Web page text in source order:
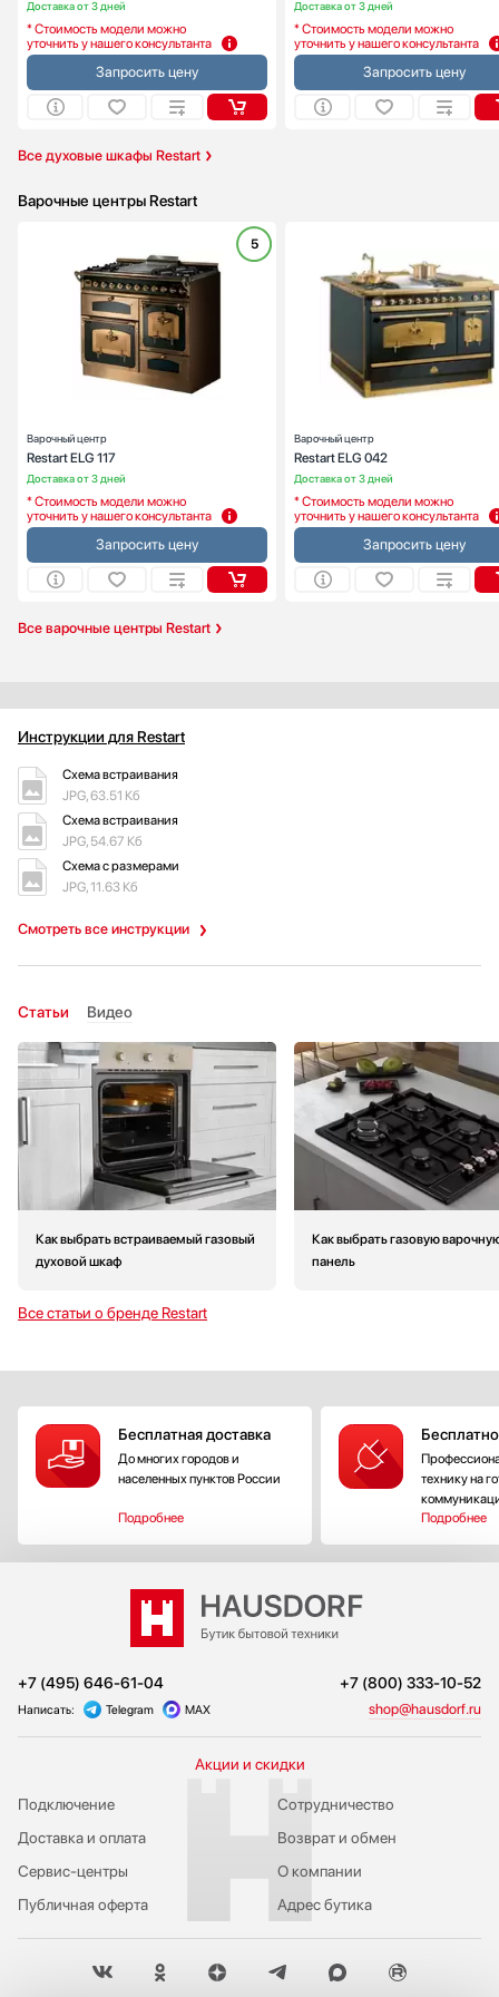
Все духовые шкафы Restart
Доставка от 3 дней
* Стоимость модели можно
уточнить у нашего консультанта
Запросить цену
Доставка от 3 дней
* Стоимость модели можно
уточнить у нашего консультанта
Запросить цену
Варочные центры Restart
Все варочные центры Restart
5
Доставка от 3 дней
Варочный центр
Restart ELG 117
Тип духового шкафа:
Габариты, ВхШхГ (см):
Тип варочной поверхности:
* Стоимость модели можно
уточнить у нашего консультанта
Запросить цену
Доставка от 3 дней
Варочный центр
Restart ELG 042
* Стоимость модели можно
уточнить у нашего консультанта
Запросить цену
Инструкции для Restart
Смотреть все инструкции
Схема встраивания
JPG, 63.51 Кб
Схема встраивания
JPG, 54.67 Кб
Схема с размерами
JPG, 11.63 Кб
Статьи Видео
Все статьи о бренде Restart
Как выбрать встраиваемый газовый
духовой шкаф
Как выбрать газовую
панель
Бесплатная доставка
До многих городов и
населенных пунктов России
Подробнее
технику на
Подробнее
+7 (495) 646-61-04 +7 (800) 333-10-52
Написать: Telegram MAX shop@hausdorf.ru
Акции и скидки
Подключение
Публичная оферта
Сервис-центры
Доставка и оплата
Сотрудничество
Возврат и обмен
О компании
Адрес бутика